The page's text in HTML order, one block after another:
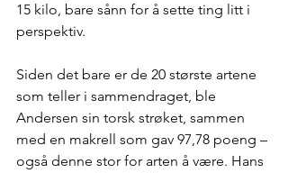
15 kilo, bare sånn for å sette ting litt i
perspektiv.
Siden det bare er de 20 største artene
som teller i sammendraget, ble
Andersen sin torsk strøket, sammen
med en makrell som gav 97,78 poeng –
også denne stor for arten å være. Hans